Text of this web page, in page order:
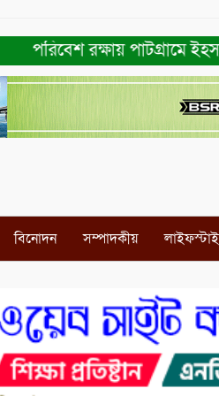
পরিবেশ রক্ষায় পাটগ্রামে ইহসান
বিনোদন সম্পাদকীয়